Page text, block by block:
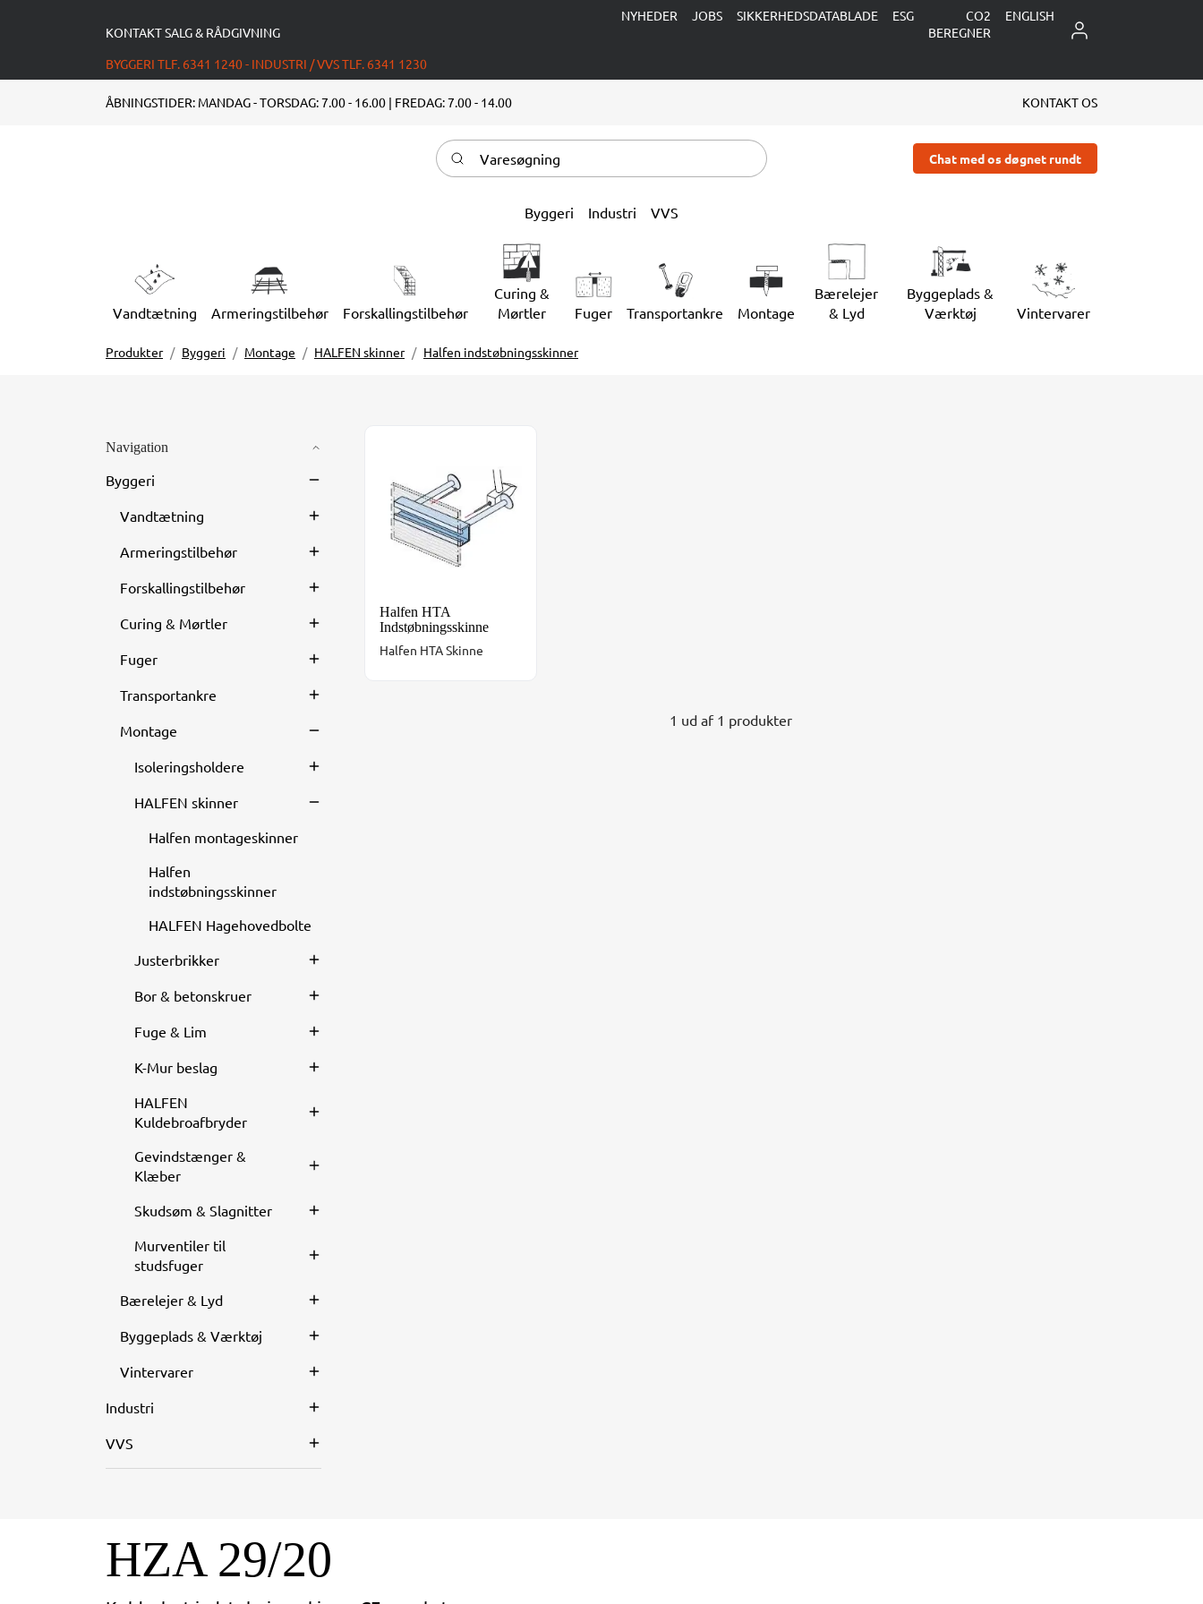
KONTAKT SALG & RÅDGIVNING
NYHEDER JOBS SIKKERHEDSDATABLADE ESG
CO2
BEREGNER
ENGLISH
LOG IND
BYGGERI TLF. 6341 1240 - INDUSTRI / VVS TLF. 6341 1230
ÅBNINGSTIDER: MANDAG - TORSDAG: 7.00 - 16.00 | FREDAG: 7.00 - 14.00 KONTAKT OS
Varesøgning
Chat med os døgnet rundt
Byggeri Industri VVS
Vandtætning Armeringstilbehør Forskallingstilbehør
Curing &
Mørtler
Fuger Transportankre Montage
Bærelejer
& Lyd
Byggeplads &
Værktøj
Vintervarer
Produkter Byggeri Montage HALFEN skinner Halfen indstøbningsskinner
Navigation
Byggeri
Vandtætning
Armeringstilbehør
Forskallingstilbehør
Curing & Mørtler
Fuger
Transportankre
Montage
Isoleringsholdere
HALFEN skinner
Halfen montageskinner
Halfen
indstøbningsskinner
HALFEN Hagehovedbolte
Justerbrikker
Bor & betonskruer
Fuge & Lim
K-Mur beslag
HALFEN
Kuldebroafbryder
Gevindstænger &
Klæber
Skudsøm & Slagnitter
Murventiler til
studsfuger
Bærelejer & Lyd
Byggeplads & Værktøj
Vintervarer
Industri
VVS
Halfen HTA
Indstøbningsskinne
Halfen HTA Skinne
1 ud af 1 produkter
HZA 29/20